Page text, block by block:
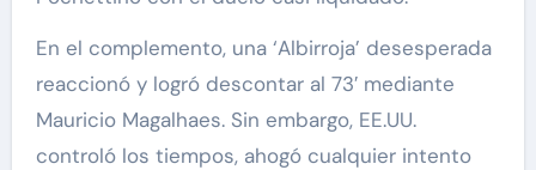
En el complemento, una ‘Albirroja’ desesperada
reaccionó y logró descontar al 73′ mediante
Mauricio Magalhaes. Sin embargo, EE.UU.
controló los tiempos, ahogó cualquier intento